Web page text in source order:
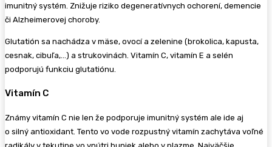
imunitný systém. Znižuje riziko degeneratívnych ochorení, demencie
či Alzheimerovej choroby.
Glutatión sa nachádza v mäse, ovocí a zelenine (brokolica, kapusta,
cesnak, cibuľa,…) a strukovinách. Vitamín C, vitamín E a selén
podporujú funkciu glutatiónu.
Vitamín C
Známy vitamín C nie len že podporuje imunitný systém ale ide aj
o silný antioxidant. Tento vo vode rozpustný vitamín zachytáva voľné